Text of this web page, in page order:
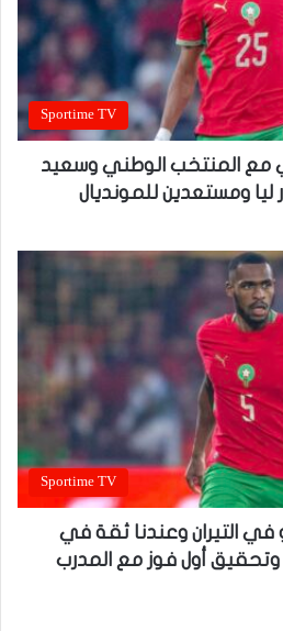
Sportime TV
مع المنتخب الوطني وسعيد
ومستعدين للمونديال
Sportime TV
التيران وعندنا ثقة في
أول فوز مع المدرب